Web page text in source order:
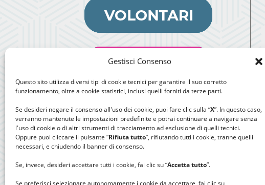
Gestisci Consenso
Questo sito utilizza diversi tipi di cookie tecnici per garantire il suo corretto
funzionamento, oltre a cookie statistici, inclusi quelli forniti da terze parti.
Se desideri negare il consenso all'uso dei cookie, puoi fare clic sulla “X”. In questo caso,
verranno mantenute le impostazioni predefinite e potrai continuare a navigare senza
l'uso di cookie o di altri strumenti di tracciamento ad esclusione di quelli tecnici.
Oppure puoi cliccare il pulsante “Rifiuta tutto”, rifiutando tutti i cookie, tranne quelli
necessari, e chiudendo il banner di consenso.
Se, invece, desideri accettare tutti i cookie, fai clic su “Accetta tutto”.
Se preferisci selezionare autonomamente i cookie da accettare, fai clic su